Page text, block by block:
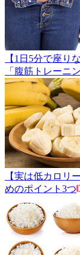
【1日5分で座り
「腹筋トレーニ
【実は低カロリ
めのポイント3つ